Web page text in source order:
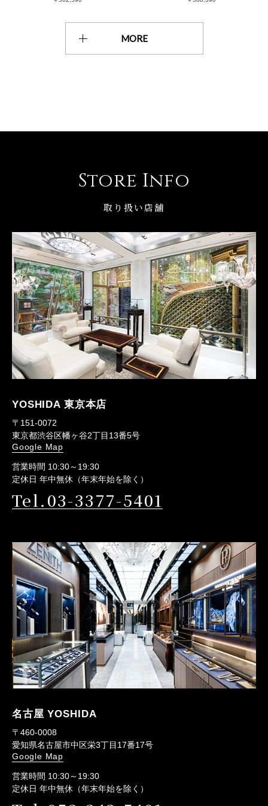
MORE
Store Info
取り扱い店舗
YOSHIDA 東京本店
〒151-0072
東京都渋谷区幡ヶ谷2丁目13番5号
Google Map
営業時間 10:30～19:30
定休日 年中無休（年末年始を除く）
Tel.03-3377-5401
名古屋 YOSHIDA
〒460-0008
愛知県名古屋市中区栄3丁目17番17号
Google Map
営業時間 10:30～19:30
定休日 年中無休（年末年始を除く）